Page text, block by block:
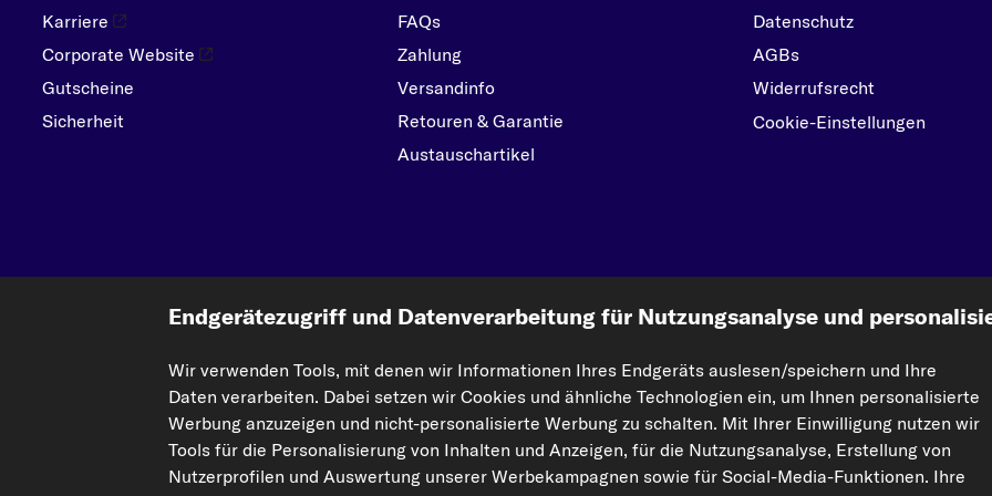
Karriere
Corporate Website
Gutscheine
Sicherheit
FAQs
Zahlung
Versandinfo
Retouren & Garantie
Austauschartikel
Datenschutz
AGBs
Widerrufsrecht
Cookie-Einstellungen
kfzteile24.de
Die hier dargestellten Daten, insbesondere die gesamte Datenbank, dürfen nicht vervielfältigt werden. Die Vervielfältigung und Verbreitung der Daten und der
Einbeziehung Dritter in solche Aktivitäten ist streng verboten. Jegliche unautorisierte Nutzung von Inhalten stellt eine Verletzung des Urheberrechts dar und
Vertrag widerrufen
Endgerätezugriff und Datenverarbeitung für Nutzungsanalyse und
Wir verwenden Tools, mit denen wir Informationen Ihres Endgeräts auslesen/speichern und Ihre
Daten verarbeiten. Dabei setzen wir Cookies und ähnliche Technologien ein, um Ihnen personalisierte
Werbung anzuzeigen und nicht-personalisierte Werbung zu schalten. Mit Ihrer Einwilligung nutzen wir
Tools für die Personalisierung von Inhalten und Anzeigen, für die Nutzungsanalyse, Erstellung von
Nutzerprofilen und Auswertung unserer Werbekampagnen sowie für Social-Media-Funktionen. Ihre